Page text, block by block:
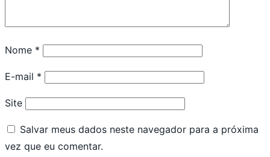
Nome *
E-mail *
Site
Salvar meus dados neste navegador para a próxima
vez que eu comentar.